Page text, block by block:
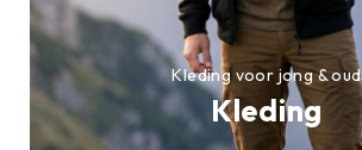
Kleding
Kleding voor jong & oud